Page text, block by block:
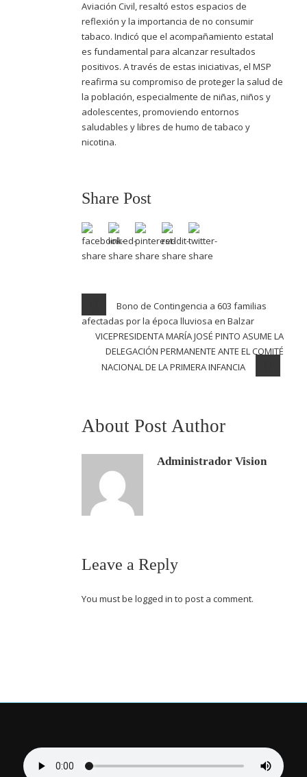
Aviación Civil, resaltó estos espacios de
reflexión y la importancia de no consumir
tabaco. Indicó que el acompañamiento estatal
es fundamental para alcanzar resultados
positivos. A través de estas iniciativas, el MSP
reafirma su compromiso de proteger la salud de
la población, especialmente de niñas, niños y
adolescentes, promoviendo entornos
saludables y libres de humo de tabaco y
nicotina.
Share Post
Bono de Contingencia a 603 familias
afectadas por la época lluviosa en Balzar
VICEPRESIDENTA MARÍA JOSÉ PINTO ASUME LA
DELEGACIÓN PERMANENTE ANTE EL COMITÉ
NACIONAL DE LA PRIMERA INFANCIA
About Post Author
Administrador Vision
Leave a Reply
You must be logged in to post a comment.